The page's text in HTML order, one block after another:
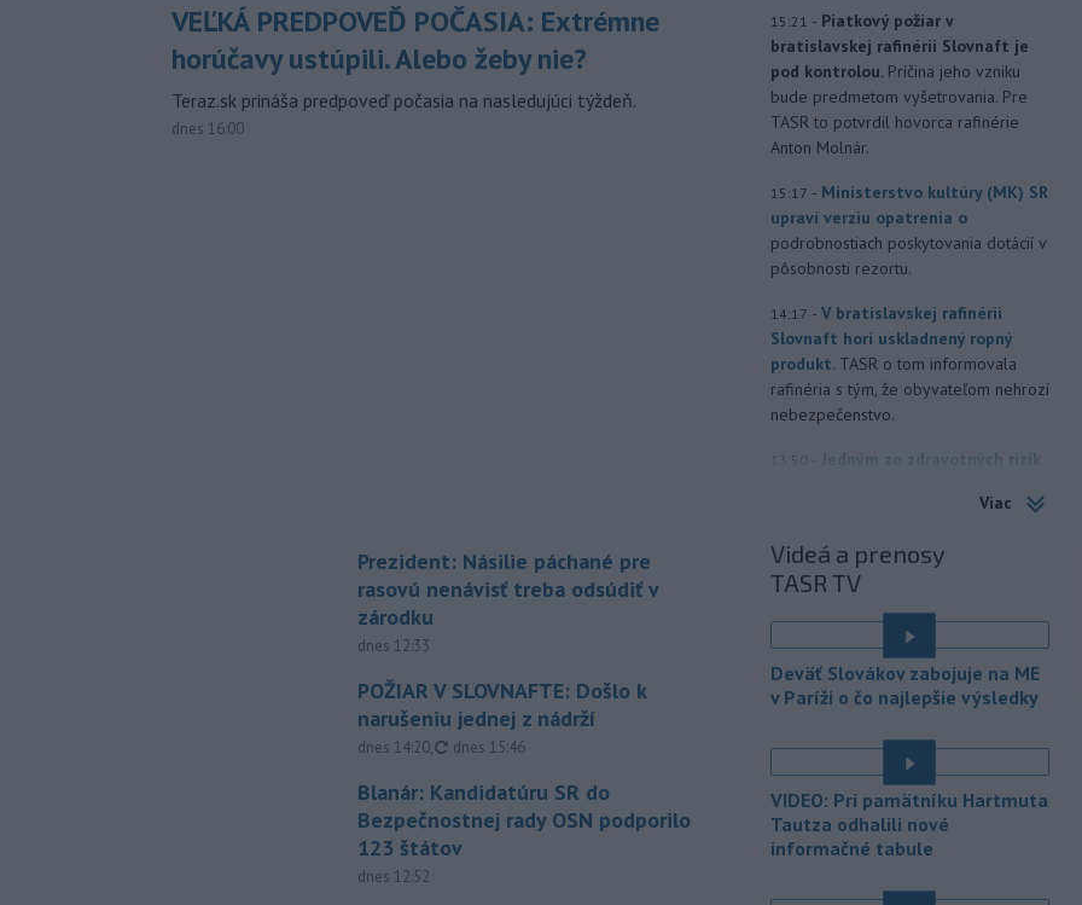
VEĽKÁ PREDPOVEĎ POČASIA: Extrémne
horúčavy ustúpili. Alebo žeby nie?
Teraz.sk prináša predpoveď počasia na nasledujúci týždeň.
dnes 16:00
Prezident: Násilie páchané pre
rasovú nenávisť treba odsúdiť v
zárodku
dnes 12:33
POŽIAR V SLOVNAFTE: Došlo k
narušeniu jednej z nádrží
dnes 14:20, aktualizované
dnes 15:46
Blanár: Kandidatúru SR do
Bezpečnostnej rady OSN podporilo
123 štátov
dnes 12:52
15:21 - Piatkový požiar v
bratislavskej rafinérii Slovnaft je
pod kontrolou. Príčina jeho vzniku
bude predmetom vyšetrovania. Pre
TASR to potvrdil hovorca rafinérie
Anton Molnár.
15:17 - Ministerstvo kultúry (MK) SR
upraví verziu opatrenia o
podrobnostiach poskytovania dotácií v
pôsobnosti rezortu.
14:17 - V bratislavskej rafinérii
Slovnaft horí uskladnený ropný
produkt. TASR o tom informovala
rafinéria s tým, že obyvateľom nehrozí
nebezpečenstvo.
13:50
Jedným zo zdravotných rizík
hluku. Je preto dobré držať sa
chrániče sluchu či dodržiavať
prestávky.
Podporu kandidatúre
Slovenskej republiky na nestále
členstvov Bezpečnostnej rade
Organizácie Spojených národov (OSN)
vyjadrilo už 123 zo 193 členských
štátov OSN.
12:31 - Násilie páchané pre rasovú
nenávisť alebo pre príslušnosť k
Viac
Videá a prenosy
TASR TV
Deväť Slovákov zabojuje na ME
v Paríži o čo najlepšie výsledky
VIDEO: Pri pamätníku Hartmuta
Tautza odhalili nové
informačné tabule